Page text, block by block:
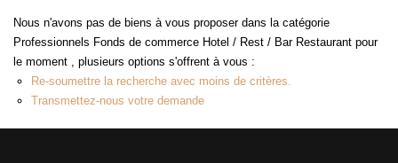
ESTIMER
FAIRE GÉRER
Créer une alerte
Nous n'avons pas de biens à vous proposer dans la catégorie
Professionnels Fonds de commerce Hotel / Rest / Bar Restaurant pour
le moment , plusieurs options s'offrent à vous :
Re-soumettre la recherche avec moins de critères.
Transmettez-nous votre demande